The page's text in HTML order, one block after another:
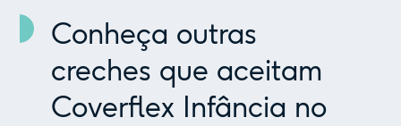
Conheça outras
creches que aceitam
Coverflex Infância no